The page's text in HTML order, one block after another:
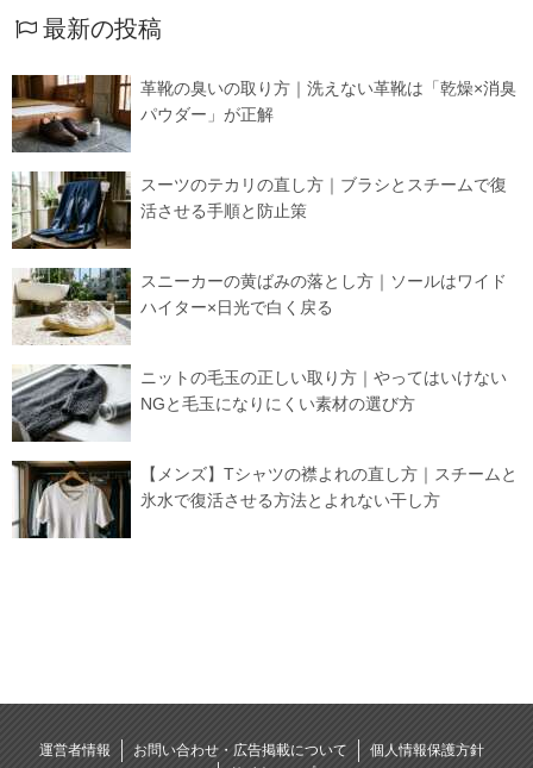
最新の投稿
革靴の臭いの取り方｜洗えない革靴は「乾燥×消臭
パウダー」が正解
スーツのテカリの直し方｜ブラシとスチームで復
活させる手順と防止策
スニーカーの黄ばみの落とし方｜ソールはワイド
ハイター×日光で白く戻る
ニットの毛玉の正しい取り方｜やってはいけない
NGと毛玉になりにくい素材の選び方
【メンズ】Tシャツの襟よれの直し方｜スチームと
氷水で復活させる方法とよれない干し方
運営者情報 お問い合わせ・広告掲載について
個人情報保護方針